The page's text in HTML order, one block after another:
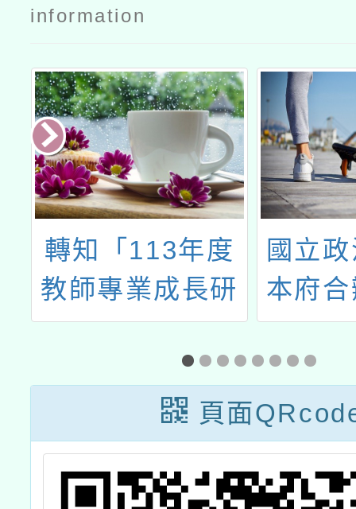
information
國立政治大學與
本府合辦商學院
及社會科學院學
分班等課程
114年
助師
學領
人才
件暨
享
頁面